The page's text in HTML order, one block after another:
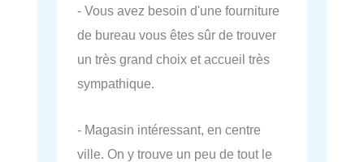
- Vous avez besoin d'une fourniture
de bureau vous êtes sûr de trouver
un très grand choix et accueil très
sympathique.
- Magasin intéressant, en centre
ville. On y trouve un peu de tout le